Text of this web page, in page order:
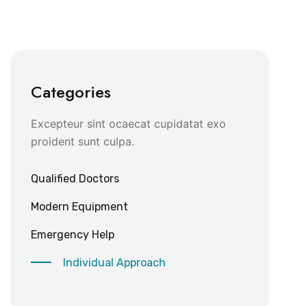
Categories
Excepteur sint ocaecat cupidatat exo
proident sunt culpa.
Qualified Doctors
Modern Equipment
Emergency Help
Individual Approach